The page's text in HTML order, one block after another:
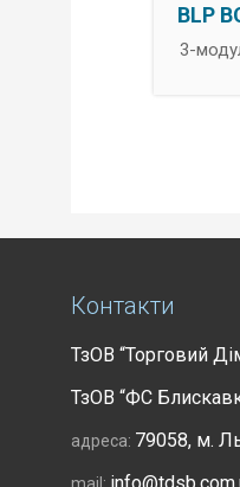
BLP
3-
Контакти
ТзОВ “Торговий
ТзОВ “ФС
адреса: 79058, м.